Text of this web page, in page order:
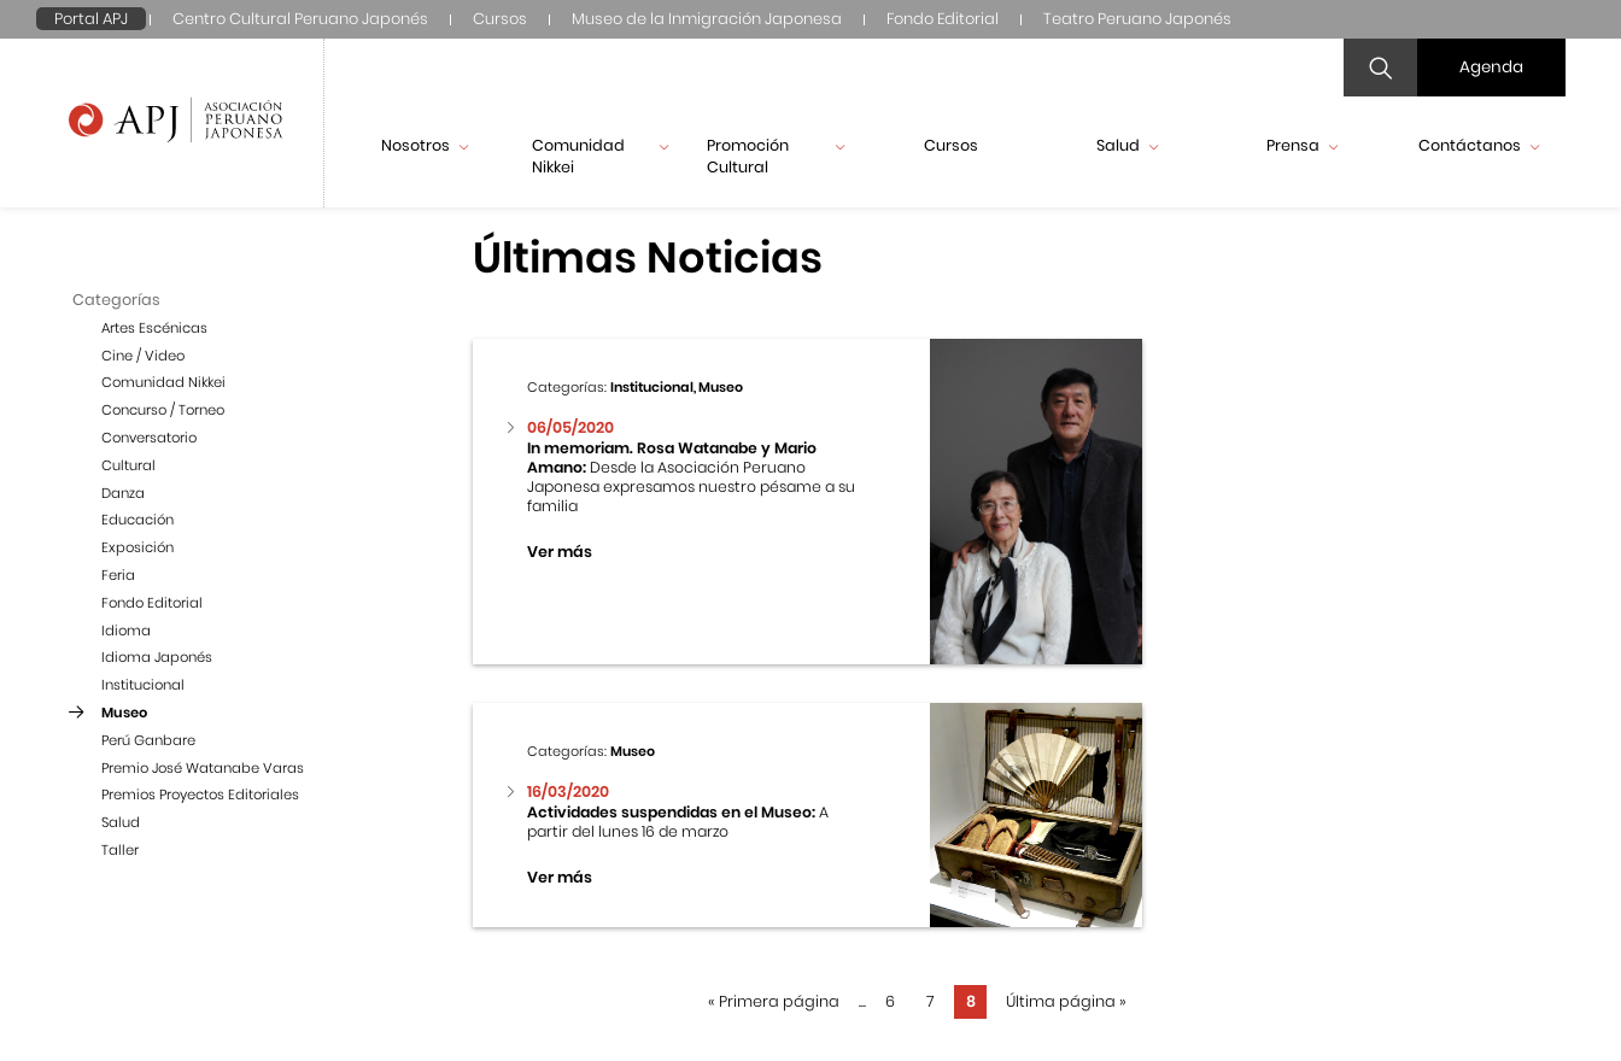
Portal APJ Centro Cultural Peruano Japonés Cursos Museo de la Inmigración Japonesa Fondo Editorial Teatro Peruano Japonés
Agenda
Nosotros
Comunidad
Nikkei
Promoción
Cultural
Cursos Salud Prensa Contáctanos
Categorías
Artes Escénicas
Cine / Video
Comunidad Nikkei
Concurso / Torneo
Conversatorio
Cultural
Danza
Educación
Exposición
Feria
Fondo Editorial
Idioma
Idioma Japonés
Institucional
Museo
Perú Ganbare
Premio José Watanabe Varas
Premios Proyectos Editoriales
Salud
Taller
Últimas Noticias
Categorías:Institucional, Museo
06/05/2020
In memoriam. Rosa Watanabe y Mario
Amano: Desde la Asociación Peruano
Japonesa expresamos nuestro pésame a su
familia
Ver más
Categorías:Museo
16/03/2020
Actividades suspendidas en el Museo:A
partir del lunes 16 de marzo
Ver más
« Primera página ... 6 7 8 Última página »